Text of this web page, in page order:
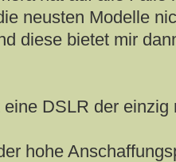
neusten Modelle
diese bietet mir
DSLR der einzig
hohe